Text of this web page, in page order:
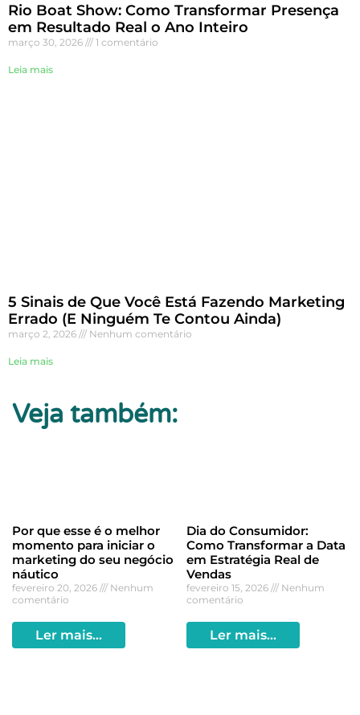
Rio Boat Show: Como Transformar Presença
em Resultado Real o Ano Inteiro
março 30, 2026 1 comentário
Leia mais
5 Sinais de Que Você Está Fazendo Marketing
Errado (E Ninguém Te Contou Ainda)
março 2, 2026 Nenhum comentário
Leia mais
Veja também:
Por que esse é o melhor
momento para iniciar o
marketing do seu negócio
náutico
fevereiro 20, 2026
Nenhum
comentário
Ler mais...
Dia do Consumidor:
Como Transformar a Data
em Estratégia Real de
Vendas
fevereiro 15, 2026
Nenhum
comentário
Ler mais...